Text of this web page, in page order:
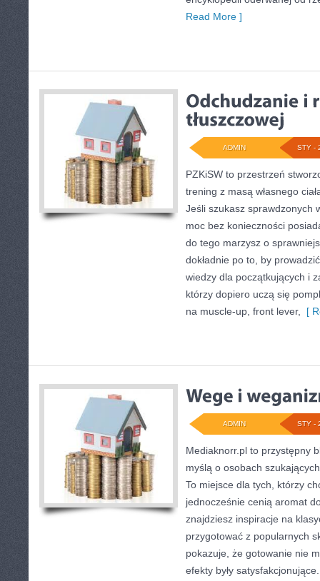
Read More ]
STY -
ADMIN
PZKiSW to przestrzeń
trening z masą własnego
Jeśli szukasz sprawdzonych
moc bez konieczności
do tego marzysz o
dokładnie po to, by
wiedzy dla początkujących i
którzy dopiero uczą się
na muscle-up, front lever,
[
STY -
ADMIN
Mediaknorr.pl to przystępny
myślą o osobach
To miejsce dla tych, którzy
jednocześnie cenią aromat
znajdziesz inspiracje na
przygotować z popularnych
pokazuje, że gotowanie nie
efekty były